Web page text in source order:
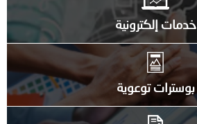
خدمات إلكترونية
بوسترات توعوية